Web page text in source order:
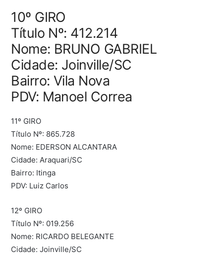
10º GIRO
Título Nº: 412.214
Nome: BRUNO GABRIEL
Cidade: Joinville/SC
Bairro: Vila Nova
PDV: Manoel Correa
11º GIRO
Título Nº: 865.728
Nome: EDERSON ALCANTARA
Cidade: Araquari/SC
Bairro: Itinga
PDV: Luiz Carlos
12º GIRO
Título Nº: 019.256
Nome: RICARDO BELEGANTE
Cidade: Joinville/SC